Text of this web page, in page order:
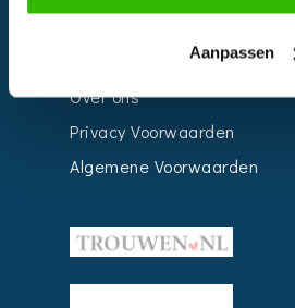
Aanpassen
Over ons
Privacy Voorwaarden
Algemene Voorwaarden